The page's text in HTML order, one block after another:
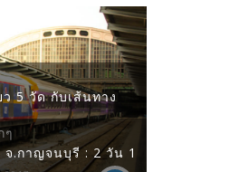
5 วัด กับเส้นทาง
ๆ
จ.กาญจนบุรี : 2 วัน 1